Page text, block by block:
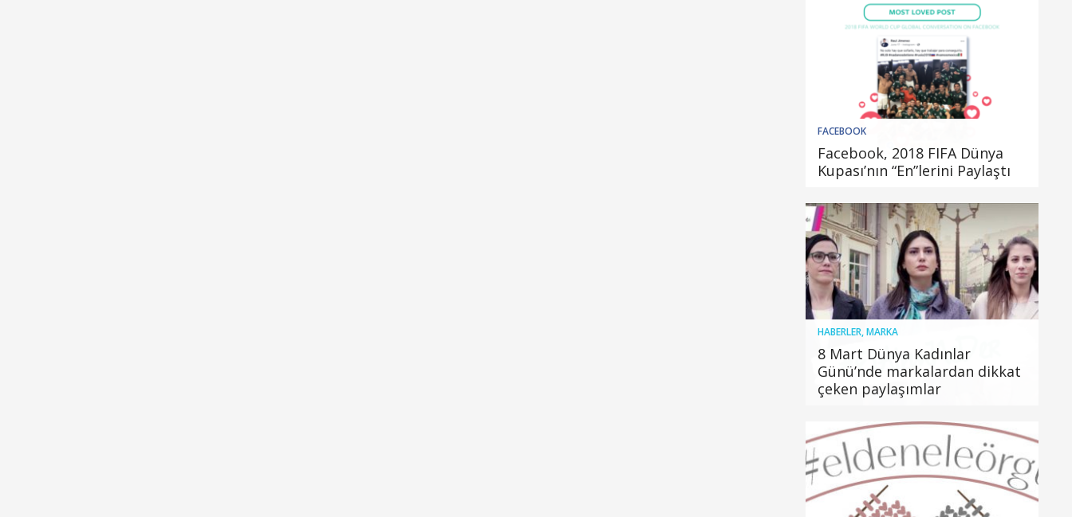
FACEBOOK
Facebook, 2018 FIFA Dünya
Kupası’nın “En”lerini Paylaştı
HABERLER,MARKA
8 Mart Dünya Kadınlar
Günü’nde markalardan dikkat
çeken paylaşımlar